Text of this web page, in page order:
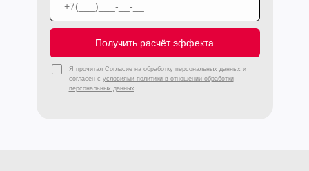
Получить расчёт эффекта
Я прочитал Согласие на обработку персональных данных и
согласен с условиями политики в отношении обработки
персональных данных